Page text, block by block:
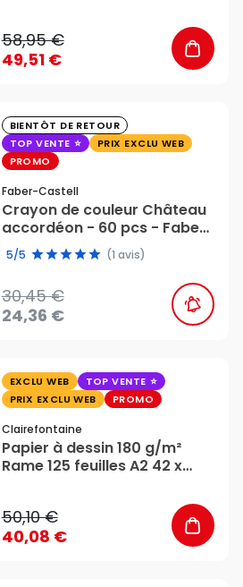
58,95 €
49,51 €
BIENTÔT DE RETOUR
TOP VENTE
PRIX EXCLU WEB
PROMO
Faber-Castell
Crayon de couleur Château
accordéon - 60 pcs - Faber-
Castell
5/5 (1 avis)
30,45 €
24,36 €
EXCLU WEB
TOP VENTE
PRIX EXCLU WEB
PROMO
Clairefontaine
Papier à dessin 180 g/m²
Rame 125 feuilles A2 42 x
50,10 €
40,08 €